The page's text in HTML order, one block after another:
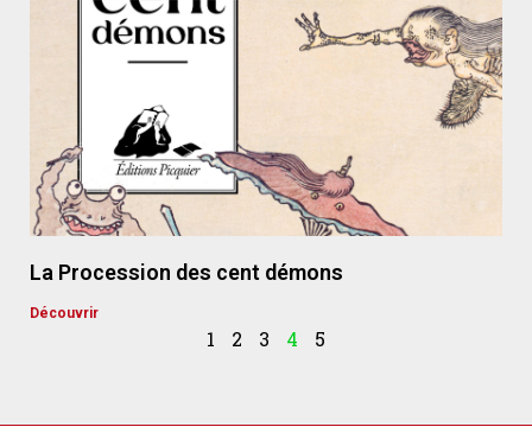
La Procession des cent démons
Découvrir
1 2 3 4 5